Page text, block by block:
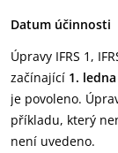
Datum účinnosti
Úpravy IFRS 1,
začínající 1.
je povoleno.
příkladu, který
není uvedeno.